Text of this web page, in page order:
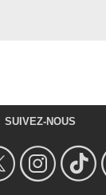
SUIVEZ-NOUS